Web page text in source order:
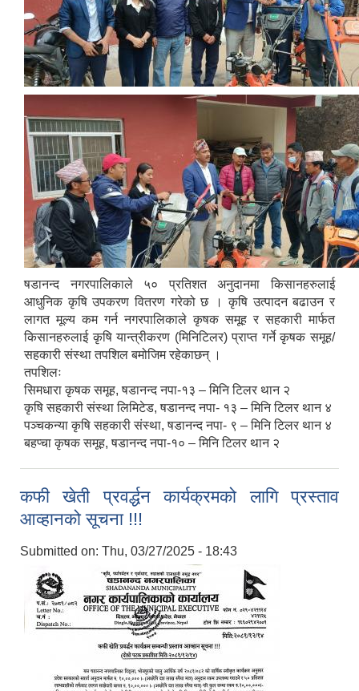
षडानन्द नगरपालिकाले ५० प्रतिशत अनुदानमा किसानहरुलाई
आधुनिक कृषि उपकरण वितरण गरेको छ । कृषि उत्पादन बढाउन र
लागत मूल्य कम गर्न नगरपालिकाले कृषक समूह र सहकारी मार्फत
किसानहरुलाई कृषि यान्त्रीकरण (मिनिटिलर) प्राप्त गर्ने कृषक समूह/
सहकारी संस्था तपशिल बमोजिम रहेकाछन् ।
तपशिलः
सिमधारा कृषक समूह, षडानन्द नपा-१३ – मिनि टिलर थान २
कृषि सहकारी संस्था लिमिटेड, षडानन्द नपा- १३ – मिनि टिलर थान ४
पञ्चकन्या कृषि सहकारी संस्था, षडानन्द नपा- ९ – मिनि टिलर थान ४
बहप्चा कृषक समूह, षडानन्द नपा-१० – मिनि टिलर थान २
कफी खेती प्रवर्द्धन कार्यक्रमको लागि प्रस्ताव
आव्हानको सूचना !!!
Submitted on: Thu, 03/27/2025 - 18:43